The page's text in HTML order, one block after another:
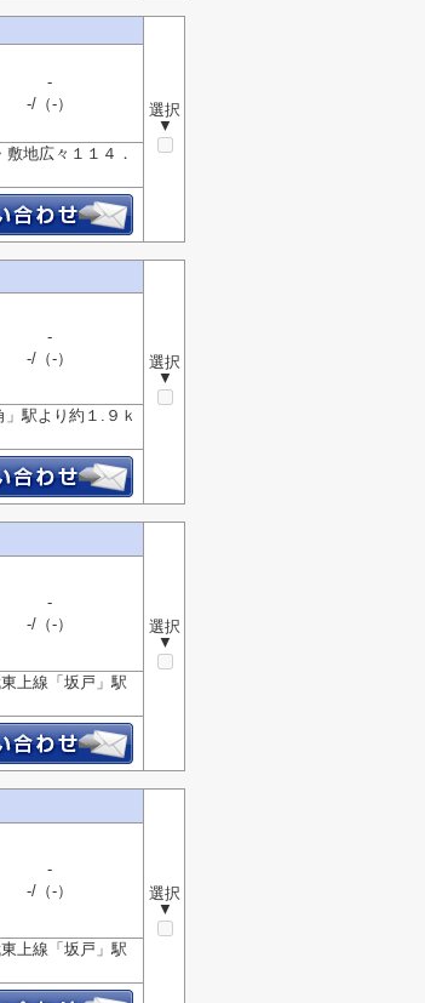
選択
▼
-
-/（-）
地広々１１４．
選択
▼
-
-/（-）
駅より約１.９ｋ
選択
▼
-
-/（-）
上線「坂戸」駅
選択
▼
-
-/（-）
上線「坂戸」駅